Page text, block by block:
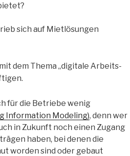
sich auf Mietlösungen
dem Thema „digitale Arbeits-
für die Betriebe wenig
Information Modeling), denn wer
in Zukunft noch einen Zugang
haben, bei denen die
worden sind oder gebaut